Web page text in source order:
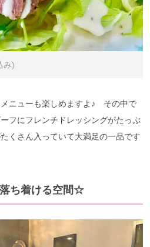
み)
ニューも楽しめますよ♪ その中で
フにフレンチドレッシングがたっぷ
くさん入っていて大満足の一品です
ち着ける空間☆